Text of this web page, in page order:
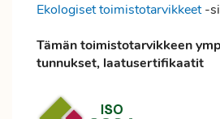
Ekologiset toimistotarvikkeet-
Tämän toimistotarvikkeen
tunnukset, laatusertifikaatit